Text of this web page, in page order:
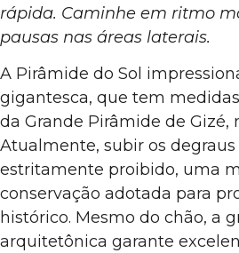
rápida. Caminhe em ritmo
pausas nas áreas laterais.
A Pirâmide do Sol
gigantesca, que tem
da Grande Pirâmide de Gizé,
Atualmente, subir os
estritamente proibido, uma
conservação adotada para
histórico. Mesmo do chão, a
arquitetônica garante